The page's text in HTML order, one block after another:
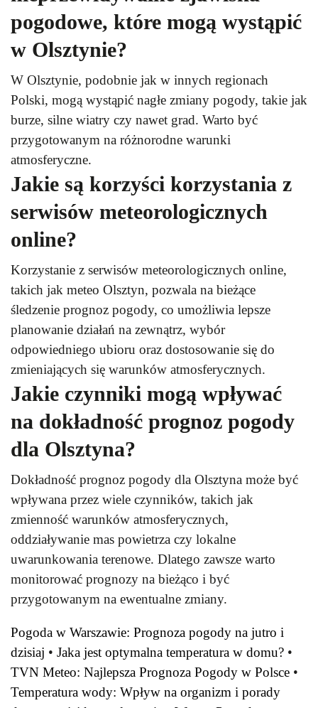
pogodowe, które mogą wystąpić
w Olsztynie?
W Olsztynie, podobnie jak w innych regionach
Polski, mogą wystąpić nagłe zmiany pogody, takie jak
burze, silne wiatry czy nawet grad. Warto być
przygotowanym na różnorodne warunki
atmosferyczne.
Jakie są korzyści korzystania z
serwisów meteorologicznych
online?
Korzystanie z serwisów meteorologicznych online,
takich jak meteo Olsztyn, pozwala na bieżące
śledzenie prognoz pogody, co umożliwia lepsze
planowanie działań na zewnątrz, wybór
odpowiedniego ubioru oraz dostosowanie się do
zmieniających się warunków atmosferycznych.
Jakie czynniki mogą wpływać
na dokładność prognoz pogody
dla Olsztyna?
Dokładność prognoz pogody dla Olsztyna może być
wpływana przez wiele czynników, takich jak
zmienność warunków atmosferycznych,
oddziaływanie mas powietrza czy lokalne
uwarunkowania terenowe. Dlatego zawsze warto
monitorować prognozy na bieżąco i być
przygotowanym na ewentualne zmiany.
Pogoda w Warszawie: Prognoza pogody na jutro i
dzisiaj • Jaka jest optymalna temperatura w domu? •
TVN Meteo: Najlepsza Prognoza Pogody w Polsce •
Temperatura wody: Wpływ na organizm i porady